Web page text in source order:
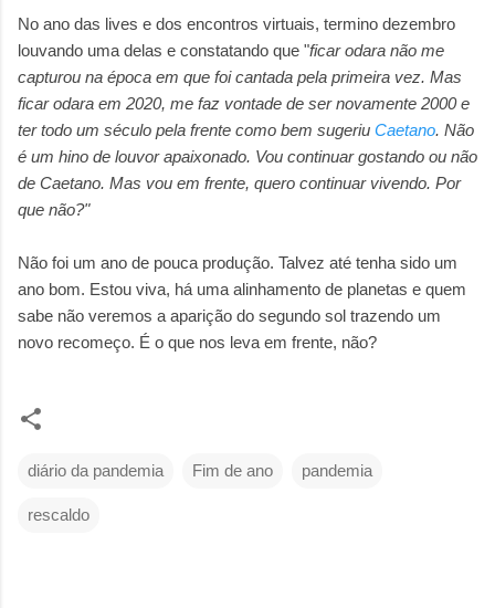
No ano das lives e dos encontros virtuais, termino dezembro
louvando uma delas e constatando que "ficar odara não me
capturou na época em que foi cantada pela primeira vez. Mas
ficar odara em 2020, me faz vontade de ser novamente 2000 e
ter todo um século pela frente como bem sugeriu Caetano. Não
é um hino de louvor apaixonado. Vou continuar gostando ou não
de Caetano. Mas vou em frente, quero continuar vivendo. Por
que não?"
Não foi um ano de pouca produção. Talvez até tenha sido um
ano bom. Estou viva, há uma alinhamento de planetas e quem
sabe não veremos a aparição do segundo sol trazendo um
novo recomeço. É o que nos leva em frente, não?
diário da pandemia Fim de ano pandemia
rescaldo